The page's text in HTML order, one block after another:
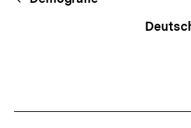
Navigation